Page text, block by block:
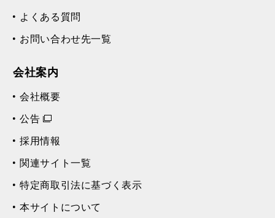
よくある質問
お問い合わせ先一覧
会社案内
会社概要
公告
採用情報
関連サイト一覧
特定商取引法に基づく表示
本サイトについて